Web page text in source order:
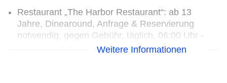
Restaurant „The Harbor Restaurant“: ab 13
Jahre, Dinearound, Anfrage & Reservierung
notwendig, gegen Gebühr, täglich, 06:00 Uhr -
Weitere Informationen